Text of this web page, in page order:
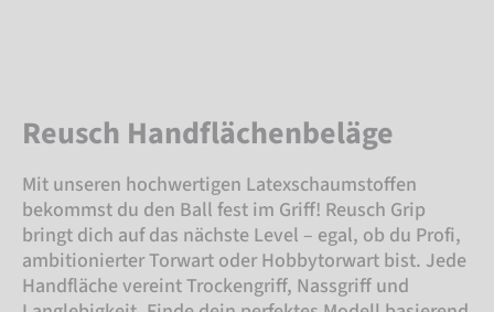
Reusch Handflächenbeläge
Mit unseren hochwertigen Latexschaumstoffen
bekommst du den Ball fest im Griff! Reusch Grip
bringt dich auf das nächste Level – egal, ob du Profi,
ambitionierter Torwart oder Hobbytorwart bist. Jede
Handfläche vereint Trockengriff, Nassgriff und